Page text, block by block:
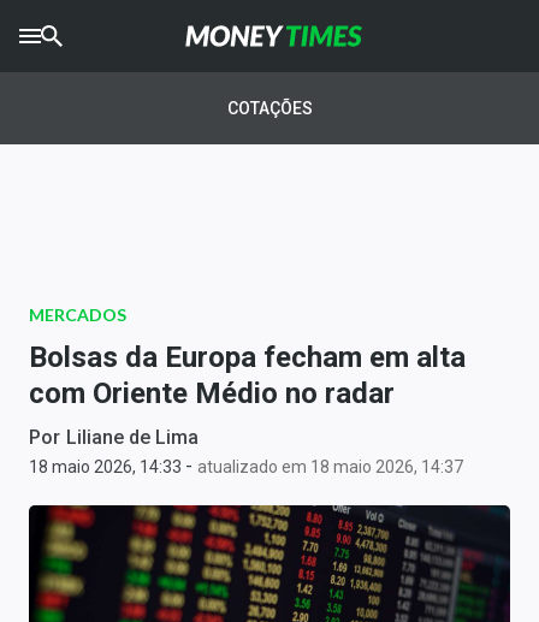
AGROTIMES
Newsletters
Money Trader
Anuncie
Últimas Notícias
Newsletters
Cotações
COTAÇÕES
MERCADOS
Bolsas da Europa fecham em alta
com Oriente Médio no radar
Por Liliane de Lima
18 maio 2026, 14:33 - atualizado em 18 maio 2026, 14:37